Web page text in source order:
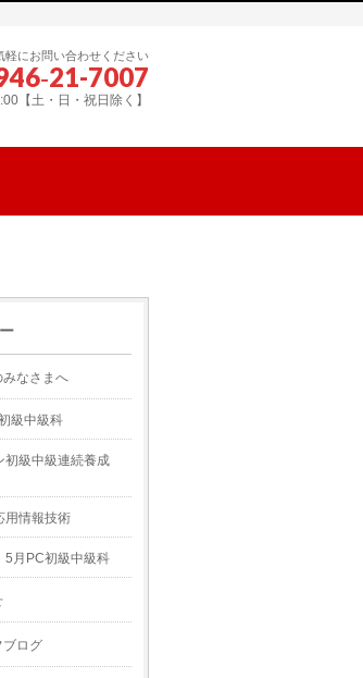
軽にお問い合わせください
7007
【土・日・祝日除く】
みなさまへ
級中級科
初級中級連続養成
用情報技術
5月PC初級中級科
ブログ